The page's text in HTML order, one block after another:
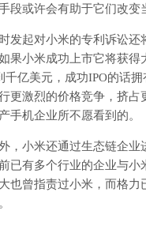
段或许会有助于它们改变
发起对小米的专利诉讼还
果小米成功上市它将获得
千亿美元，成功IPO的话
更激烈的价格竞争，挤占
手机企业所不愿看到的。
，小米还通过生态链企业
已有多个行业的企业与小
也曾指责过小米，而格力